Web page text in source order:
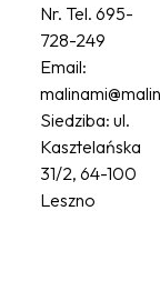
Nr. Tel. 695-
728-249
Email:
Siedziba: ul.
Kasztelańska
31/2, 64-100
Leszno